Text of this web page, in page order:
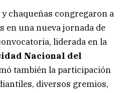
chaqueñas congregaron a
en una nueva jornada de
liderada en la
Nacional del
también la participación
diversos gremios,